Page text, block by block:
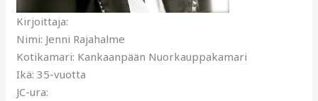
Kirjoittaja:
Nimi: Jenni Rajahalme
Kotikamari: Kankaanpään Nuorkauppakamari
Ikä: 35-vuotta
JC-ura: